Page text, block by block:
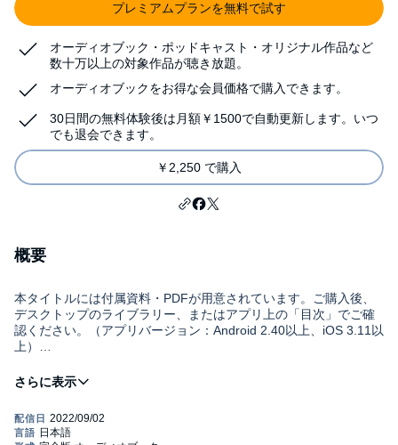
プレミアムプランを無料で試す
オーディオブック・ポッドキャスト・オリジナル作品など
数十万以上の対象作品が聴き放題。
オーディオブックをお得な会員価格で購入できます。
30日間の無料体験後は月額￥1500で自動更新します。いつ
でも退会できます。
￥2,250 で購入
概要
本タイトルには付属資料・PDFが用意されています。ご購入後、
デスクトップのライブラリー、またはアプリ上の「目次」でご確
認ください。（アプリバージョン：Android 2.40以上、iOS 3.11以
上）
不安、ストレス、恐怖がみるみる消える!
人気習慣化コンサルタントが考案、